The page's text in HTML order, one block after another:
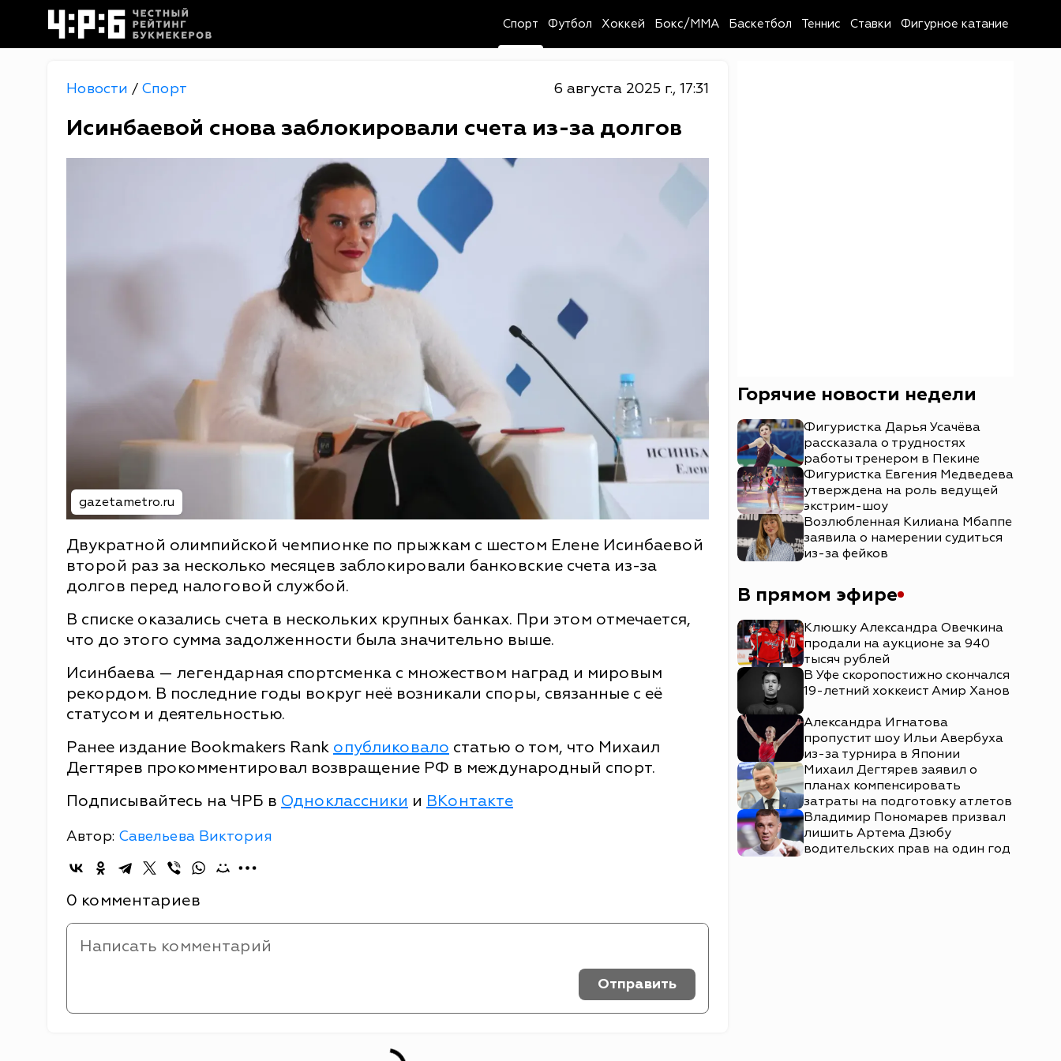
Спорт Футбол Хоккей Бокс/MMA Баскетбол Теннис Ставки Фигурное катание
Новости / Спорт 6 августа 2025 г., 17:31
Исинбаевой снова заблокировали счета из-за долгов
gazetametro.ru
Двукратной олимпийской чемпионке по прыжкам с шестом Елене Исинбаевой
второй раз за несколько месяцев заблокировали банковские счета из-за
долгов перед налоговой службой.
В списке оказались счета в нескольких крупных банках. При этом отмечается,
что до этого сумма задолженности была значительно выше.
Исинбаева — легендарная спортсменка с множеством наград и мировым
рекордом. В последние годы вокруг неё возникали споры, связанные с её
статусом и деятельностью.
Ранее издание Bookmakers Rank опубликовало статью о том, что Михаил
Дегтярев прокомментировал возвращение РФ в международный спорт.
Подписывайтесь на ЧРБ в Одноклассники и ВКонтакте
Автор: Савельева Виктория
0 комментариев
Отправить
Горячие новости недели
Фигуристка Дарья Усачёва
рассказала о трудностях
работы тренером в Пекине
Фигуристка Евгения Медведева
утверждена на роль ведущей
экстрим-шоу
Возлюбленная Килиана Мбаппе
заявила о намерении судиться
из-за фейков
В прямом эфире
Клюшку Александра Овечкина
продали на аукционе за 940
тысяч рублей
В Уфе скоропостижно скончался
19-летний хоккеист Амир Ханов
Александра Игнатова
пропустит шоу Ильи Авербуха
из-за турнира в Японии
Михаил Дегтярев заявил о
планах компенсировать
затраты на подготовку атлетов
Владимир Пономарев призвал
лишить Артема Дзюбу
водительских прав на один год